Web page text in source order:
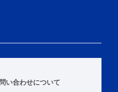
い合わせについて